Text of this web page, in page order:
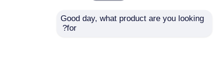
Good day, what product are you looking
for?